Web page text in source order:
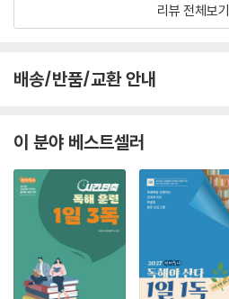
리뷰 전체보기
배송/반품/교환 안내
이 분야 베스트셀러